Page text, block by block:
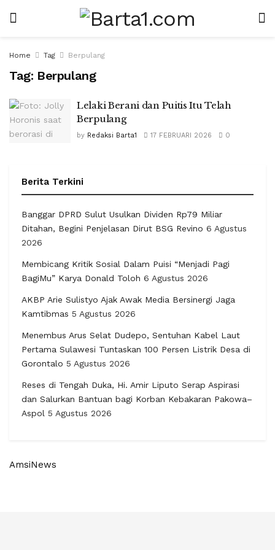
Home Tag Berpulang
Tag: Berpulang
Lelaki Berani dan Puitis Itu Telah
Berpulang
by Redaksi Barta1 17 FEBRUARI 2026 0
Berita Terkini
Banggar DPRD Sulut Usulkan Dividen Rp79 Miliar
Ditahan, Begini Penjelasan Dirut BSG Revino 6 Agustus
2026
Membicang Kritik Sosial Dalam Puisi “Menjadi Pagi
BagiMu” Karya Donald Toloh 6 Agustus 2026
AKBP Arie Sulistyo Ajak Awak Media Bersinergi Jaga
Kamtibmas 5 Agustus 2026
Menembus Arus Selat Dudepo, Sentuhan Kabel Laut
Pertama Sulawesi Tuntaskan 100 Persen Listrik Desa di
Gorontalo 5 Agustus 2026
Reses di Tengah Duka, Hi. Amir Liputo Serap Aspirasi
dan Salurkan Bantuan bagi Korban Kebakaran Pakowa–
Aspol 5 Agustus 2026
AmsiNews